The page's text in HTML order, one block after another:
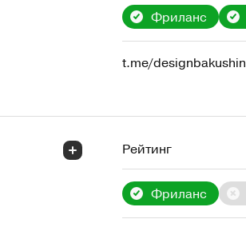
Фриланс
t.me/designbakushin
Рейтинг
Фриланс